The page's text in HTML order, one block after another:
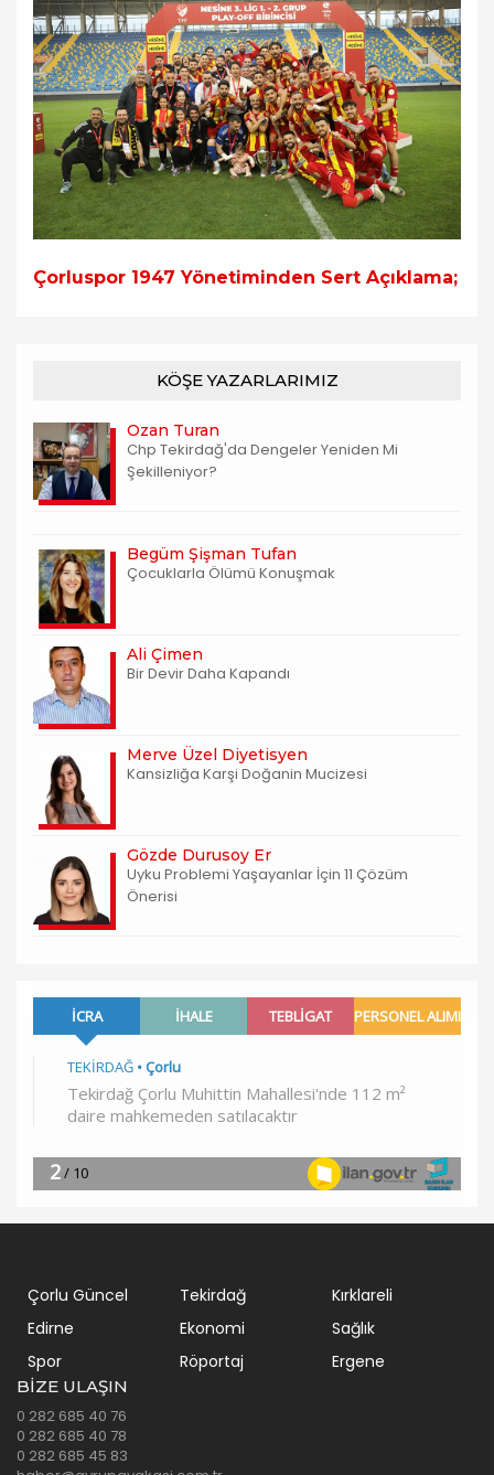
Çorluspor 1947 Yönetiminden Sert Açıklama;
KÖŞE YAZARLARIMIZ
Ozan Turan
Chp Tekirdağ'da Dengeler Yeniden Mi
Şekilleniyor?
Begüm Şişman Tufan
Çocuklarla Ölümü Konuşmak
Ali Çimen
Bir Devir Daha Kapandı
Merve Üzel Diyetisyen
Kansizliğa Karşi Doğanin Mucizesi
Gözde Durusoy Er
Uyku Problemi Yaşayanlar İçin 11 Çözüm
Önerisi
Çorlu Güncel Tekirdağ
Kırklareli
Edirne
Ekonomi
Sağlık
Spor
Röportaj Ergene
BIZE ULAŞIN
0 282 685 40 76
0 282 685 40 78
0 282 685 45 83